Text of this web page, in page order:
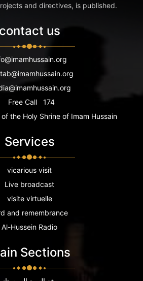
and directives, is published.
contact us
Free Call
174
the Holy Shrine of Imam Hussain
Services
vicarious visit
Live broadcast
visite virtuelle
and remembrance
Al-Hussein Radio
Sections